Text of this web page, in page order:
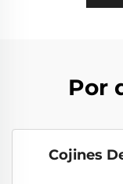
Por
Cojines